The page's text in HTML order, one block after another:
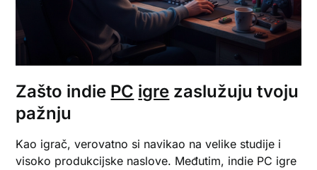
Zašto indie PC igre zaslužuju tvoju
pažnju
Kao igrač, verovatno si navikao na velike studije i
visoko produkcijske naslove. Međutim, indie PC igre